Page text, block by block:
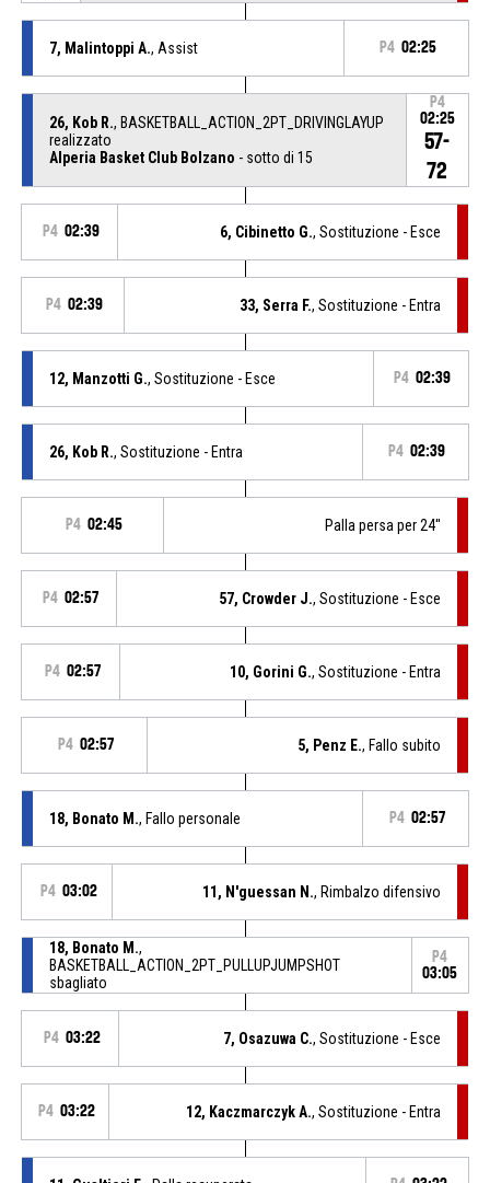
7, Malintoppi A., Assist P4 02:25
26, Kob R., BASKETBALL_ACTION_2PT_DRIVINGLAYUP
realizzato
Alperia Basket Club Bolzano - sotto di 15
P4
02:25
57-
72
P4 02:39 6, Cibinetto G., Sostituzione - Esce
P4 02:39 33, Serra F., Sostituzione - Entra
12, Manzotti G., Sostituzione - Esce P4 02:39
26, Kob R., Sostituzione - Entra P4 02:39
P4 02:45 Palla persa per 24''
P4 02:57 57, Crowder J., Sostituzione - Esce
P4 02:57 10, Gorini G., Sostituzione - Entra
P4 02:57 5, Penz E., Fallo subito
18, Bonato M., Fallo personale P4 02:57
P4 03:02 11, N'guessan N., Rimbalzo difensivo
18, Bonato M.,
BASKETBALL_ACTION_2PT_PULLUPJUMPSHOT
sbagliato
P4
03:05
P4 03:22 7, Osazuwa C., Sostituzione - Esce
P4 03:22 12, Kaczmarczyk A., Sostituzione - Entra